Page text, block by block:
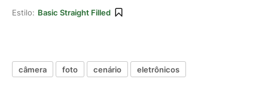
Estilo: Basic Straight Filled
câmera foto cenário eletrônicos